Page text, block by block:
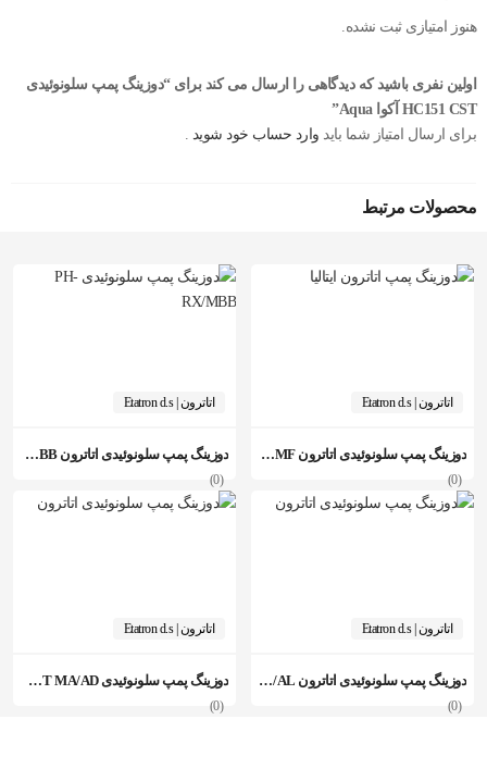
هنوز امتیازی ثبت نشده.
اولین نفری باشید که دیدگاهی را ارسال می کند برای “دوزینگ پمپ سلونوئیدی
HC151 CST آکوا Aqua”
برای ارسال امتیاز شما باید وارد حساب خود شوید .
محصولات مرتبط
اتاترون | Etatron d.s
دوزینگ پمپ سلونوئیدی اتاترون eOne MF
(0)
اتاترون | Etatron d.s
دوزینگ پمپ سلونوئیدی اتاترون DLX PH-RX/MBB
(0)
اتاترون | Etatron d.s
دوزینگ پمپ سلونوئیدی اتاترون PKX MA/AL
(0)
اتاترون | Etatron d.s
دوزینگ پمپ سلونوئیدی BT MA/AD اتاترون
(0)